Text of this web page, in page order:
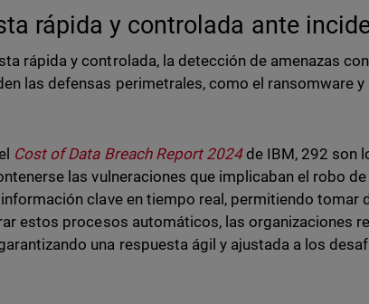
rápida y controlada ante
rápida y controlada, la detección de amenazas
las defensas perimetrales, como el ransomware
Cost of Data Breach Report 2024de IBM, 292 son
las vulneraciones que implicaban el robo
clave en tiempo real, permitiendo tomar
estos procesos automáticos, las organizaciones
una respuesta ágil y ajustada a los